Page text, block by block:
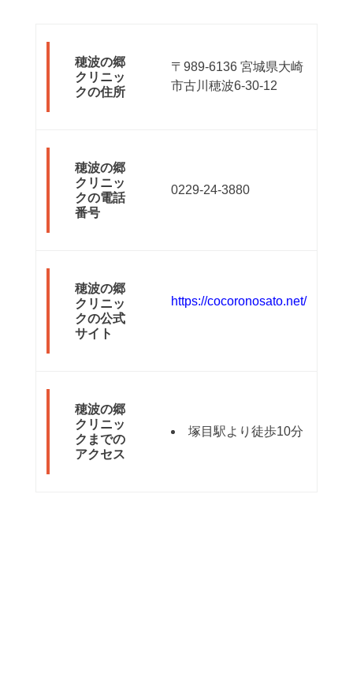
穂波の郷
クリニッ
クの住所
〒989-6136 宮城県大崎
市古川穂波6-30-12
穂波の郷
クリニッ
クの電話
番号
0229-24-3880
穂波の郷
クリニッ
クの公式
サイト
https://cocoronosato.net/
穂波の郷
クリニッ
クまでの
アクセス
塚目駅より徒歩10分